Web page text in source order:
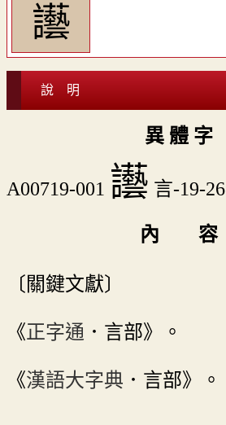
讛
說 明
異 體 字
A00719-001 讛 言-19-26
內 容
〔關鍵文獻〕
《正字通 ．言部》。
《漢語大字典 ．言部》。